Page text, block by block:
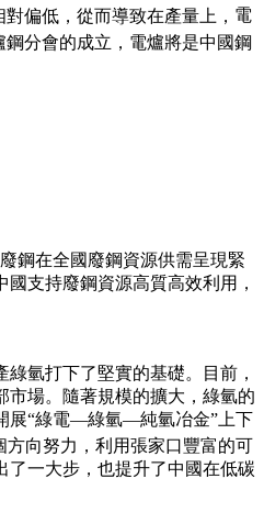
偏低，從而導致在產量上， 電
鋼分會的成立 ，電爐將是中國鋼
鋼在全國廢鋼資源供需呈現緊
國支持廢鋼資源高質高效利用，
氫打下了堅實的基礎。目前，
市場。隨著規模的擴大，綠氫的
展“綠電—綠氫—純氫冶金”上下
向努力， 利用張家口豐富的可
了一大步，也提升了中國在低碳